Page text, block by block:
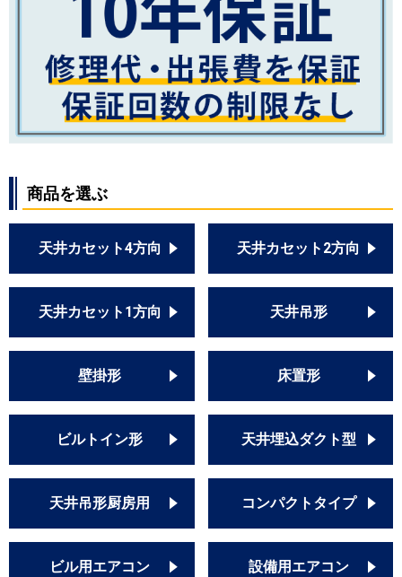
商品を選ぶ
天井カセット4方向 天井カセット2方向
天井カセット1方向 天井吊形
壁掛形 床置形
ビルトイン形 天井埋込ダクト型
天井吊形厨房用 コンパクトタイプ
ビル用エアコン 設備用エアコン